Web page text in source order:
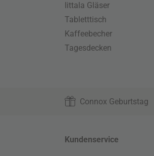
Iittala Gläser
Tabletttisch
Kaffeebecher
Tagesdecken
Connox Geburtstag
Kundenservice